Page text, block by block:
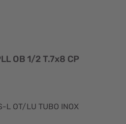
OB 1/2 T.7x8 CP
L OT/LU TUBO INOX